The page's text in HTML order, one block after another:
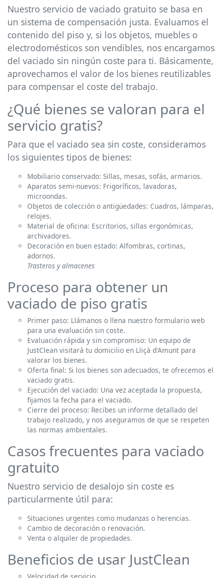
Nuestro servicio de vaciado gratuito se basa en
un sistema de compensación justa. Evaluamos el
contenido del piso y, si los objetos, muebles o
electrodomésticos son vendibles, nos encargamos
del vaciado sin ningún coste para ti. Básicamente,
aprovechamos el valor de los bienes reutilizables
para compensar el coste del trabajo.
¿Qué bienes se valoran para el
servicio gratis?
Para que el vaciado sea sin coste, consideramos
los siguientes tipos de bienes:
Mobiliario conservado: Sillas, mesas, sofás, armarios.
Aparatos semi-nuevos: Frigoríficos, lavadoras,
microondas.
Objetos de colección o antigüedades: Cuadros, lámparas,
relojes.
Material de oficina: Escritorios, sillas ergonómicas,
archivadores.
Decoración en buen estado: Alfombras, cortinas,
adornos.
Trasteros y almacenes
Proceso para obtener un
vaciado de piso gratis
Primer paso: Llámanos o llena nuestro formulario web
para una evaluación sin coste.
Evaluación rápida y sin compromiso: Un equipo de
JustClean visitará tu domicilio en Lliçà d'Amunt para
valorar los bienes.
Oferta final: Si los bienes son adecuados, te ofrecemos el
vaciado gratis.
Ejecución del vaciado: Una vez aceptada la propuesta,
fijamos la fecha para el vaciado.
Cierre del proceso: Recibes un informe detallado del
trabajo realizado, y nos aseguramos de que se respeten
las normas ambientales.
Casos frecuentes para vaciado
gratuito
Nuestro servicio de desalojo sin coste es
particularmente útil para:
Situaciones urgentes como mudanzas o herencias.
Cambio de decoración o renovación.
Venta o alquiler de propiedades.
Beneficios de usar JustClean